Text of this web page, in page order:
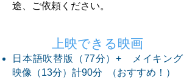
途、ご依頼ください。
上映できる映画
日本語吹替版（77分）+ メイキング
映像（13分）計90分 （おすすめ！）